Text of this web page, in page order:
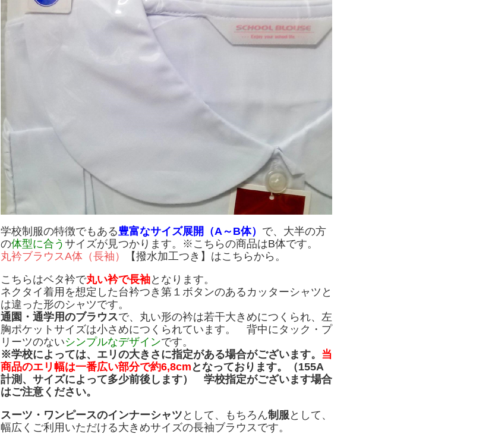
学校制服の特徴でもある豊富なサイズ展開（A～B体） で、大半の方
の体型に合う サイズが見つかります。※こちらの商品はB体です。
丸衿ブラウスA体（長袖）
【撥水加工つき】はこちらから。
こちらはベタ衿で丸い衿で長袖となります。
ネクタイ着用を想定した台衿つき第１ボタンのあるカッターシャツと
は違った形のシャツです。
通園・通学用のブラウスで、丸い形の衿は若干大きめにつくられ、左
胸ポケットサイズは小さめにつくられています。 背中にタック・プ
リーツのないシンプルなデザインです。
※学校によっては、エリの大きさに指定がある場合がございます。 当
商品のエリ幅は一番広い部分で約6,8cm となっております。（155A
計測、サイズによって多少前後します） 学校指定がございます場合
はご注意ください。
スーツ・ワンピースのインナーシャツ として、もちろん制服として、
幅広くご利用いただける大きめサイズの長袖ブラウスです。